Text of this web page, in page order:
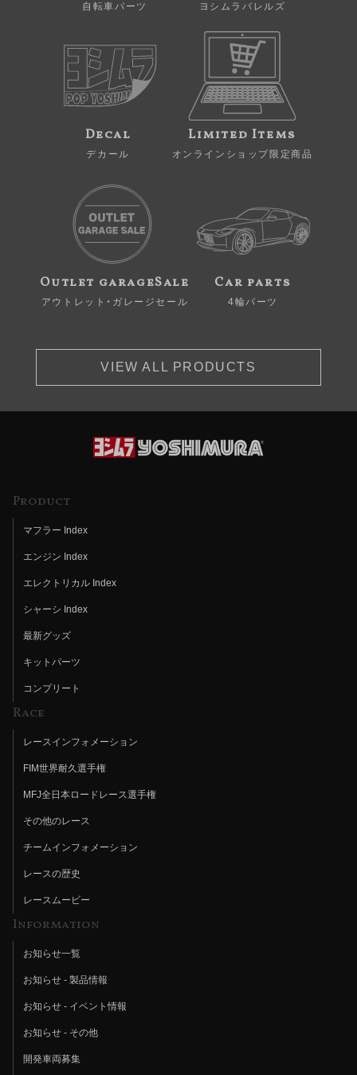
自転車パーツ ヨシムラバレルズ
Decal
デカール
Limited Items
オンラインショップ限定商品
Outlet garageSale
アウトレット・ガレージセール
Car parts
4輪パーツ
VIEW ALL PRODUCTS
Product
マフラー Index
エンジン Index
エレクトリカル Index
シャーシ Index
最新グッズ
キットパーツ
コンプリート
Race
レースインフォメーション
FIM世界耐久選手権
MFJ全日本ロードレース選手権
その他のレース
チームインフォメーション
レースの歴史
レースムービー
Information
お知らせ一覧
お知らせ - 製品情報
お知らせ - イベント情報
お知らせ - その他
開発車両募集